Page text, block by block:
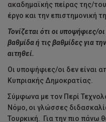
ακαδημαϊκής πείρας της/
έργο και την επιστημονική
Τονίζεται ότι οι υποψήφιες/
βαθμίδα ή τις βαθμίδες για
αιτηθεί.
Οι υποψήφιες/οι δεν είναι
Κυπριακής Δημοκρατίας.
Σύμφωνα με τον Περί
Νόμο, οι γλώσσες
Τουρκική. Για την πιο πάνω